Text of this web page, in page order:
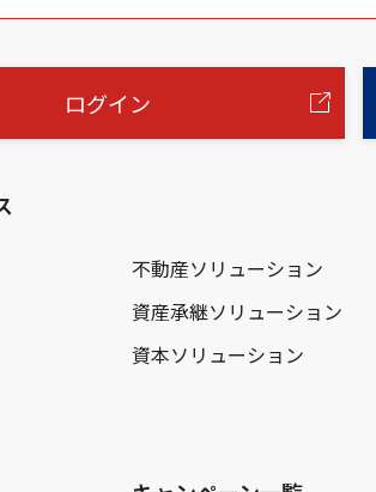
ログイン
不動産ソリューション
資産承継ソリューション
資本ソリューション